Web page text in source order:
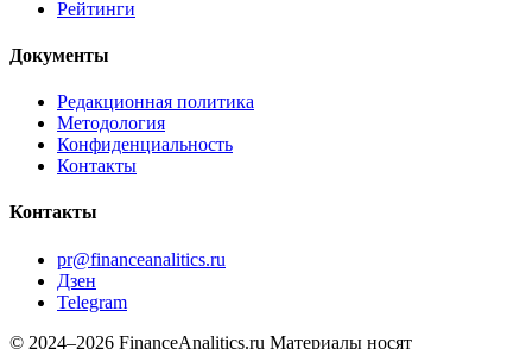
Рейтинги
Документы
Редакционная политика
Методология
Конфиденциальность
Контакты
Контакты
pr@financeanalitics.ru
Дзен
Telegram
© 2024–2026 FinanceAnalitics.ru Материалы носят